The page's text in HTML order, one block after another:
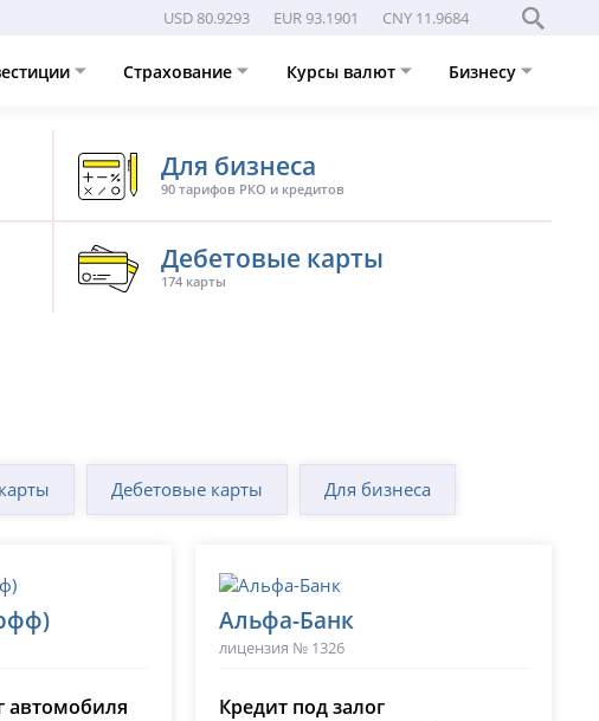
USD 80.9293 EUR 93.1901 CNY 11.9684
Страхование Курсы валют Бизнесу
Для бизнеса
90 тарифов РКО и кредитов
Дебетовые карты
174 карты
Дебетовые карты Для бизнеса
автомобиля
Альфа-Банк
лицензия № 1326
Кредит под залог